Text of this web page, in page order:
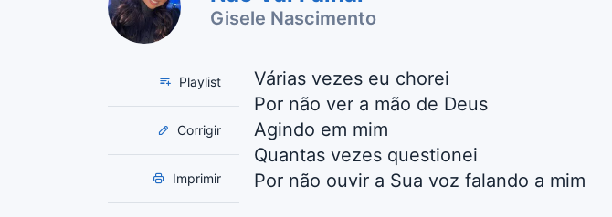
Gisele Nascimento
Playlist
Corrigir
Imprimir
Várias vezes eu chorei
Por não ver a mão de Deus
Agindo em mim
Quantas vezes questionei
Por não ouvir a Sua voz falando a mim